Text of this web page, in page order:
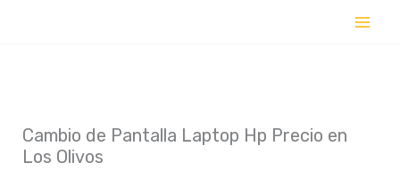
Cambio de Pantalla Laptop Hp Precio en
Los Olivos